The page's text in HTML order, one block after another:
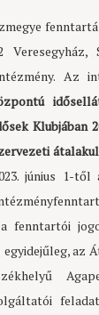
Az
Klubjában
június 1-től
fenntartói
az